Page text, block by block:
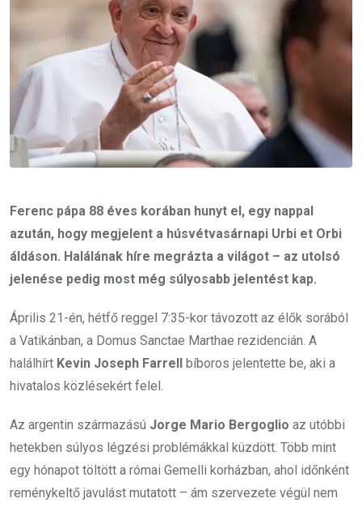
Ferenc pápa 88 éves korában hunyt el, egy nappal
azután, hogy megjelent a húsvétvasárnapi Urbi et Orbi
áldáson. Halálának híre megrázta a világot – az utolsó
jelenése pedig most még súlyosabb jelentést kap.
Április 21-én, hétfő reggel 7:35-kor távozott az élők sorából
a Vatikánban, a Domus Sanctae Marthae rezidencián. A
halálhírt Kevin Joseph Farrell
bíboros jelentette be, aki a
hivatalos közlésekért felel.
Az argentin származású Jorge Mario Bergoglio az utóbbi
hetekben súlyos légzési problémákkal küzdött. Több mint
egy hónapot töltött a római Gemelli korházban, ahol időnként
reménykeltő javulást mutatott – ám szervezete végül nem